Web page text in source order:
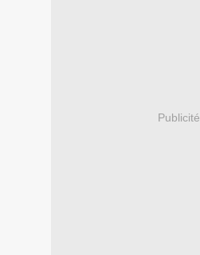
Publicité